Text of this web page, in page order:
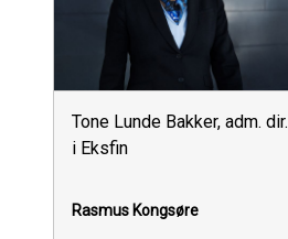
Tone Lunde Bakker, adm. dir.
i Eksfin
Rasmus Kongsøre